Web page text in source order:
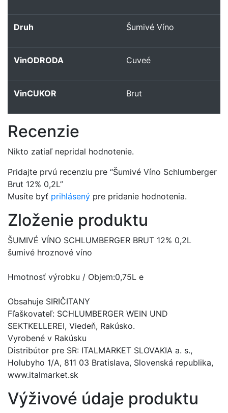
Druh Šumivé Víno
VinODRODA Cuveé
VinCUKOR Brut
Recenzie
Nikto zatiaľ nepridal hodnotenie.
Pridajte prvú recenziu pre “Šumivé Víno Schlumberger
Brut 12% 0,2L”
Musíte byť prihlásený pre pridanie hodnotenia.
Zloženie produktu
ŠUMIVÉ VÍNO SCHLUMBERGER BRUT 12% 0,2L
šumivé hroznové víno
Hmotnosť výrobku / Objem:0,75L e
Obsahuje SIRIČITANY
Fľaškovateľ: SCHLUMBERGER WEIN UND
SEKTKELLEREI, Viedeň, Rakúsko.
Vyrobené v Rakúsku
Distribútor pre SR: ITALMARKET SLOVAKIA a. s.,
Holubyho 1/A, 811 03 Bratislava, Slovenská republika,
www.italmarket.sk
Výživové údaje produktu